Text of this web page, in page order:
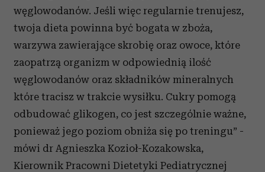
węglowodanów. Jeśli więc regularnie trenujesz,
twoja dieta powinna być bogata w zboża,
warzywa zawierające skrobię oraz owoce, które
zaopatrzą organizm w odpowiednią ilość
węglowodanów oraz składników mineralnych
które tracisz w trakcie wysiłku. Cukry pomogą
odbudować glikogen, co jest szczególnie ważne,
ponieważ jego poziom obniża się po treningu” -
mówi dr Agnieszka Kozioł-Kozakowska,
Kierownik Pracowni Dietetyki Pediatrycznej